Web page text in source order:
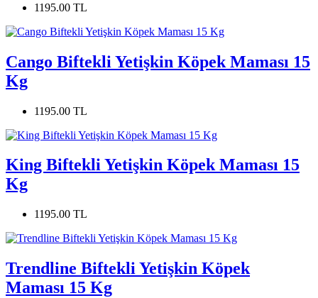
1195.00 TL
Cango Biftekli Yetişkin Köpek Maması 15
Kg
1195.00 TL
King Biftekli Yetişkin Köpek Maması 15
Kg
1195.00 TL
Trendline Biftekli Yetişkin Köpek
Maması 15 Kg